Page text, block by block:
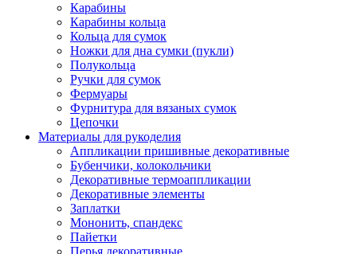
Карабины
Карабины кольца
Кольца для сумок
Ножки для дна сумки (пукли)
Полукольца
Ручки для сумок
Фермуары
Фурнитура для вязаных сумок
Цепочки
Материалы для рукоделия
Аппликации пришивные декоративные
Бубенчики, колокольчики
Декоративные термоаппликации
Декоративные элементы
Заплатки
Мононить, спандекс
Пайетки
Перья декоративные